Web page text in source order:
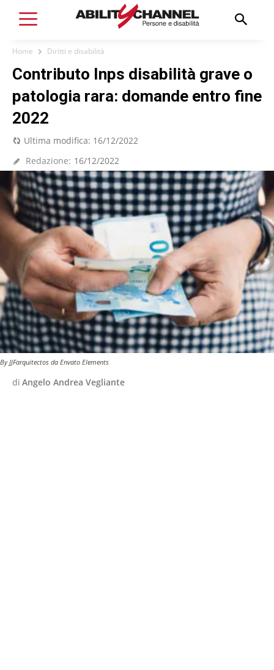
Home Diritti e disabilità
Contributo Inps disabilità grave o
patologia rara: domande entro fine
2022
Ultima modifica: 16/12/2022
Redazione: 16/12/2022
By JJFarquitectos da Envato Elements
di Angelo Andrea Vegliante